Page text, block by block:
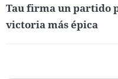
Tau firma un partido
victoria más épica